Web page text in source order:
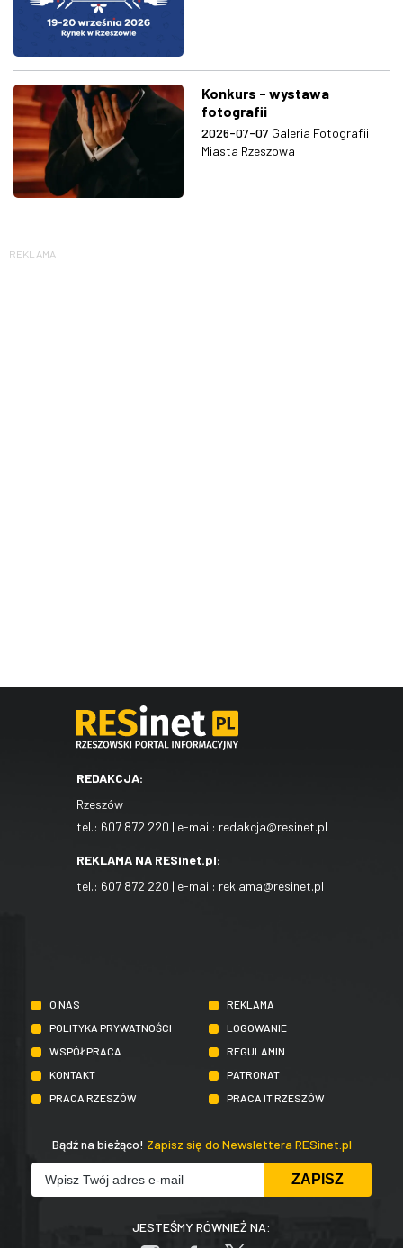
Konkurs - wystawa
fotografii
2026-07-07 Galeria Fotografii
Miasta Rzeszowa
REKLAMA
REDAKCJA:
Rzeszów
tel.: 607 872 220 | e-mail: redakcja@resinet.pl
REKLAMA NA RESinet.pl:
tel.: 607 872 220 | e-mail: reklama@resinet.pl
O NAS
REKLAMA
POLITYKA PRYWATNOŚCI
LOGOWANIE
WSPÓŁPRACA
REGULAMIN
KONTAKT
PATRONAT
PRACA RZESZÓW
PRACA IT RZESZÓW
Bądź na bieżąco! Zapisz się do Newslettera RESinet.pl
JESTEŚMY RÓWNIEŻ NA: